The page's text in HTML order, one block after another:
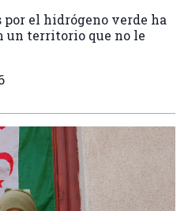
el hidrógeno verde ha
un territorio que no le